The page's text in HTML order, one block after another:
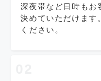
深夜帯など日時もお
決めていただけます
ください。